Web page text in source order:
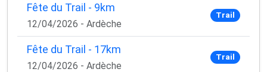
Fête du Trail - 9km
12/04/2026 - Ardèche
Trail
Fête du Trail - 17km
12/04/2026 - Ardèche
Trail